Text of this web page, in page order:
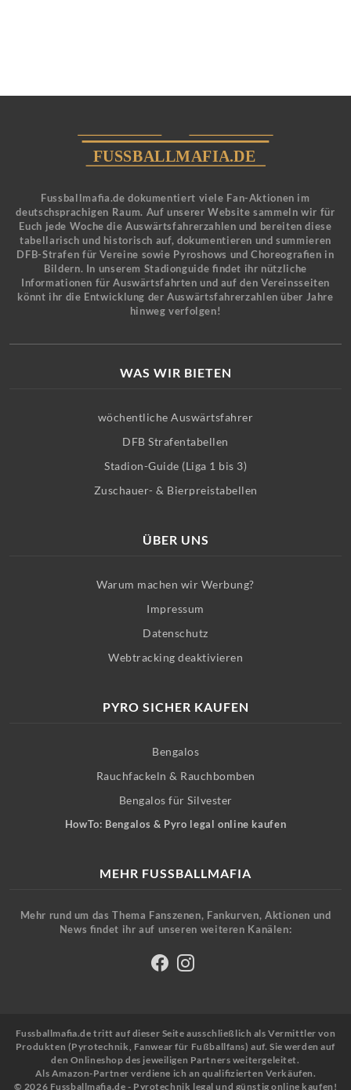
Fussballmafia.de dokumentiert viele Fan-Aktionen im
deutschsprachigen Raum. Auf unserer Website sammeln wir für
Euch jede Woche die Auswärtsfahrerzahlen und bereiten diese
tabellarisch und historisch auf, dokumentieren und summieren
DFB-Strafen für Vereine sowie Pyroshows und Choreografien in
Bildern. In unserem Stadionguide findet ihr nützliche
Informationen für Auswärtsfahrten und auf den Vereinsseiten
könnt ihr die Entwicklung der Auswärtsfahrerzahlen über Jahre
hinweg verfolgen!
WAS WIR BIETEN
wöchentliche Auswärtsfahrer
DFB Strafentabellen
Stadion-Guide (Liga 1 bis 3)
Zuschauer- & Bierpreistabellen
ÜBER UNS
Warum machen wir Werbung?
Impressum
Datenschutz
Webtracking deaktivieren
PYRO SICHER KAUFEN
Bengalos
Rauchfackeln & Rauchbomben
Bengalos für Silvester
HowTo: Bengalos & Pyro legal online kaufen
MEHR FUSSBALLMAFIA
Mehr rund um das Thema Fanszenen, Fankurven, Aktionen und
News findet ihr auf unseren weiteren Kanälen:
Fussballmafia.de tritt auf dieser Seite ausschließlich als Vermittler von
Produkten (Pyrotechnik, Fanwear für Fußballfans) auf. Sie werden auf
den Onlineshop des jeweiligen Partners weitergeleitet.
Als Amazon-Partner verdiene ich an qualifizierten Verkäufen.
© 2026 Fussballmafia.de - Pyrotechnik legal und günstig online kaufen!